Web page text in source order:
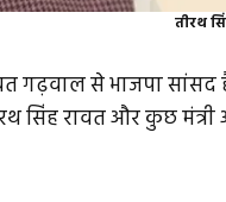
तीरथ
गढ़वाल से भाजपा सांसद
सिंह रावत और कुछ